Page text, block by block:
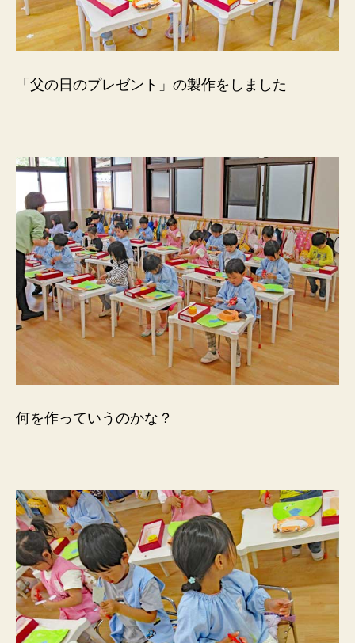
「父の日のプレゼント」の製作をしました
何を作っていうのかな？